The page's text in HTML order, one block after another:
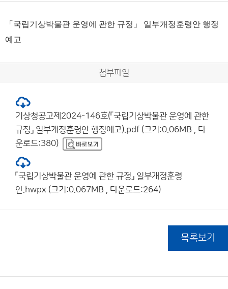
「국립기상박물관 운영에 관한 규정」 일부개정훈령안 행정
예고
첨부파일
기상청공고제2024-146호(「국립기상박물관 운영에 관한
규정」 일부개정훈령안 행정예고).pdf (크기:0.06MB , 다
운로드:380)
「국립기상박물관 운영에 관한 규정」 일부개정훈령
안.hwpx (크기:0.067MB , 다운로드:264)
목록보기